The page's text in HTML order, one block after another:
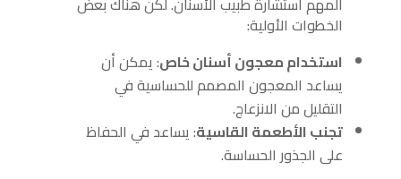
الخطوات الأولية:
استخدام معجون أسنان خاص: يمكن أن
يساعد المعجون المصمم للحساسية في
التقليل من الانزعاج.
تجنب الأطعمة القاسية: يساعد في الحفاظ
على الجذور الحساسة.